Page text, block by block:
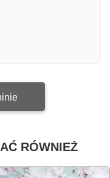
RÓWNIEŻ